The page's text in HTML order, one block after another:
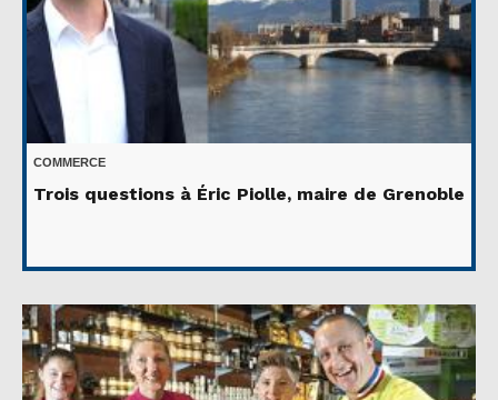
COMMERCE
Trois questions à Éric Piolle, maire de Grenoble